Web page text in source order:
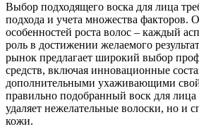
Выбор подходящего воска для лица
подхода и учета множества факторов.
особенностей роста волос – каждый
роль в достижении желаемого
рынок предлагает широкий выбор
средств, включая инновационные
дополнительными ухаживающими
правильно подобранный воск для
удаляет нежелательные волоски, но и
кожи.